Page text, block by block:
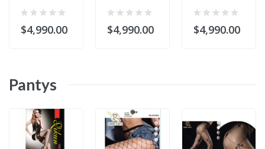
$4,990.00 $4,990.00 $4,990.00
Pantys